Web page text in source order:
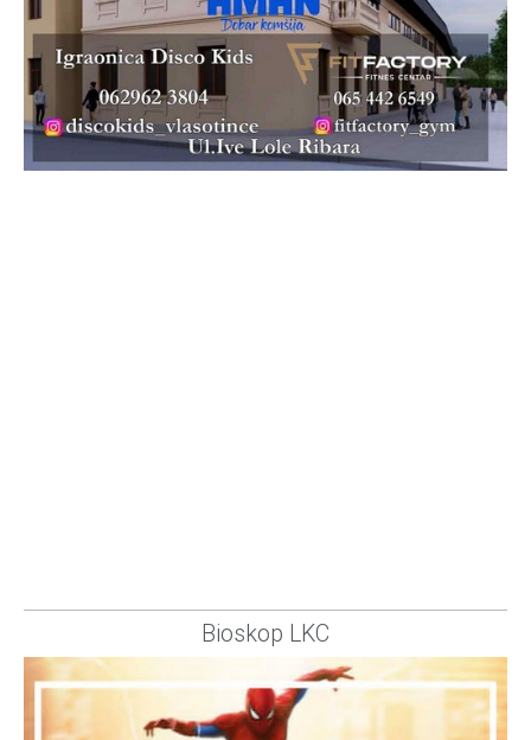
Bioskop LKC